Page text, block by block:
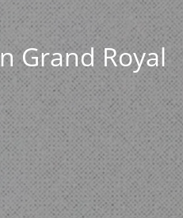
Grand Royal